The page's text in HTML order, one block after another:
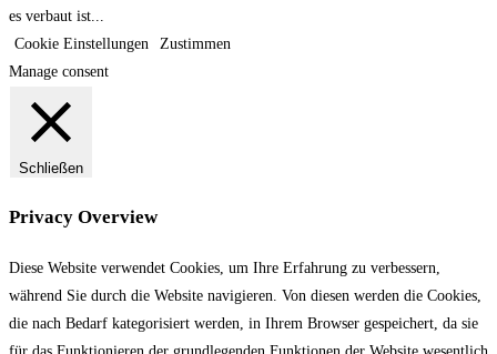
es verbaut ist...
Cookie Einstellungen
Zustimmen
Manage consent
Schließen
Privacy Overview
Diese Website verwendet Cookies, um Ihre Erfahrung zu verbessern,
während Sie durch die Website navigieren. Von diesen werden die Cookies,
die nach Bedarf kategorisiert werden, in Ihrem Browser gespeichert, da sie